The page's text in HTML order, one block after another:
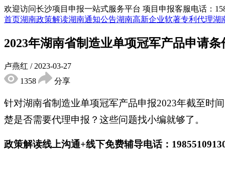
欢迎访问长沙项目申报一站式服务平台 项目申报客服电话：
首页湖南政策解读湖南通知公告湖南高新企业软著专利代理湖
2023年湖南省制造业单项冠军产品申请条
卢燕红 / 2023-03-27
1358
分享
针对湖南省制造业单项冠军产品申报2023年截至时
楚是否需要代理申报？这些问题找小编就够了。
政策解读线上沟通+线下免费辅导电话：